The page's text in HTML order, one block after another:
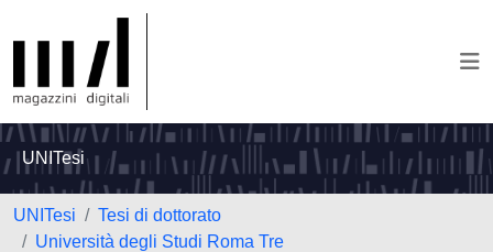
UNITesi
UNITesi
Tesi di dottorato
Università degli Studi Roma Tre